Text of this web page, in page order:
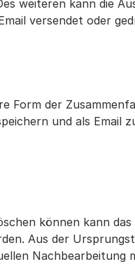
weiteren kann die
versendet oder
Form der
und als Email
können kann
Aus der